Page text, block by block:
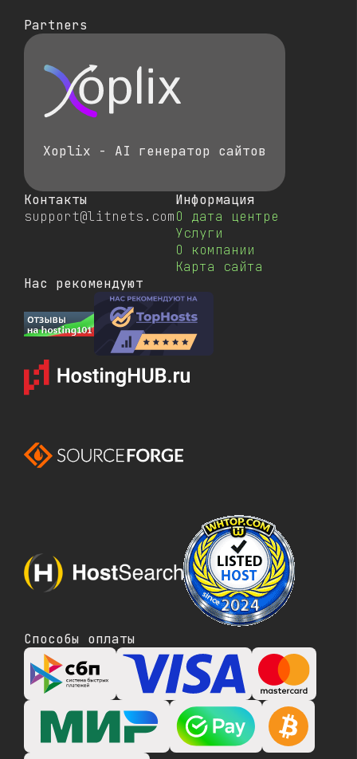
Partners
Xoplix - AI генератор сайтов
Контакты
support@litnets.com
Информация
О дата центре
Услуги
О компании
Карта сайта
Нас рекомендуют
Способы оплаты